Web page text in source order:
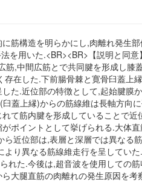
筋構造を明らかにし,肉離れ発生
を用いた.<BR><BR>【説明と同意
筋,中間広筋とで共同腱を形成し膝
在した.下前腸骨棘と寛骨臼蓋上
た.近位部の特徴として,起始腱膜
蓋上縁)からの筋線維は長軸方向
て筋内腱を形成していることで近
ポイントとして挙げられる.大体
近位部は,表層と深層では異なる
り異なる筋線維走行を呈していた
れた.今後は,超音波を使用しての
大腿直筋の肉離れの発生原因を考